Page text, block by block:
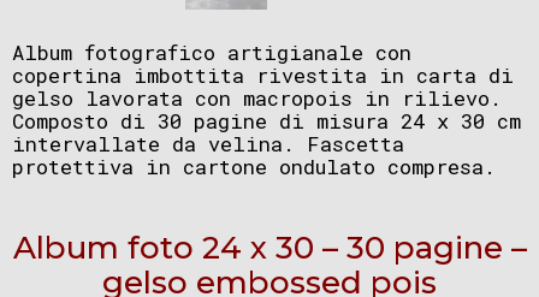
Album fotografico artigianale con
copertina imbottita rivestita in carta di
gelso lavorata con macropois in rilievo.
Composto di 30 pagine di misura 24 x 30 cm
intervallate da velina. Fascetta
protettiva in cartone ondulato compresa.
Album foto 24 x 30 – 30 pagine –
gelso embossed pois